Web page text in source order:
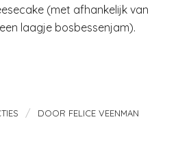
(met afhankelijk van
laagje bosbessenjam).
/ DOOR FELICE VEENMAN